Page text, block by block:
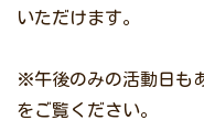
いただけます。
※午後のみの活動日も
をご覧ください。